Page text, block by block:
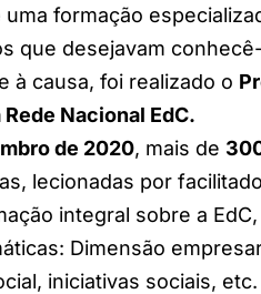
uma formação
que desejavam
à causa, foi realizado o
Nacional EdC.
de 2020, mais de
lecionadas por
integral sobre a
Dimensão
iniciativas sociais, etc.